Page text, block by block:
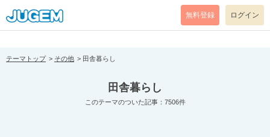
[pear_error: message="Success" code=0 mode=return level=notice
prefix="" info=""]
無料登録 ログイン
テーマトップ その他 田舎暮らし
田舎暮らし
このテーマのついた記事：7506件